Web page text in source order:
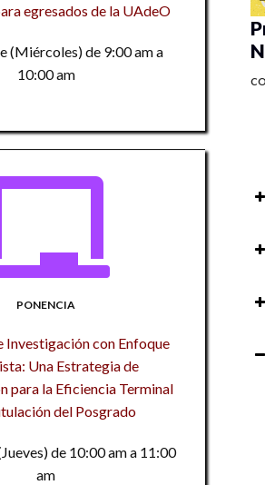
egresados de la UAdeO
(Miércoles) de 9:00 am a
10:00 am
PONENCIA
Investigación con Enfoque
Una Estrategia de
para la Eficiencia Terminal
del Posgrado
de 10:00 am a 11:00
am